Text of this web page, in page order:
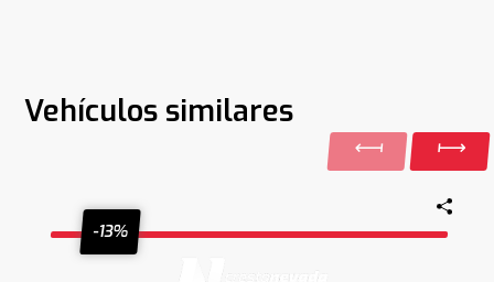
Vehículos similares
-13%